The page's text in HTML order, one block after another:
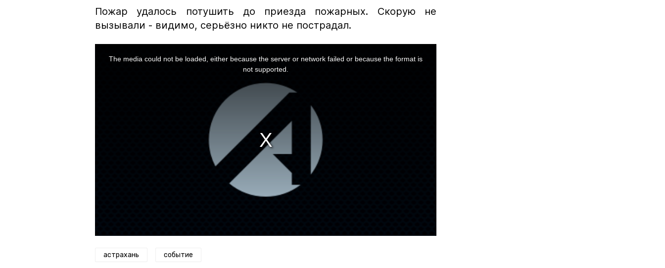
Пожар удалось потушить до приезда пожарных. Скорую не
вызывали - видимо, серьёзно никто не пострадал.
The media could not be loaded, either because the server or network failed or because the format is
not supported.
астрахань событие